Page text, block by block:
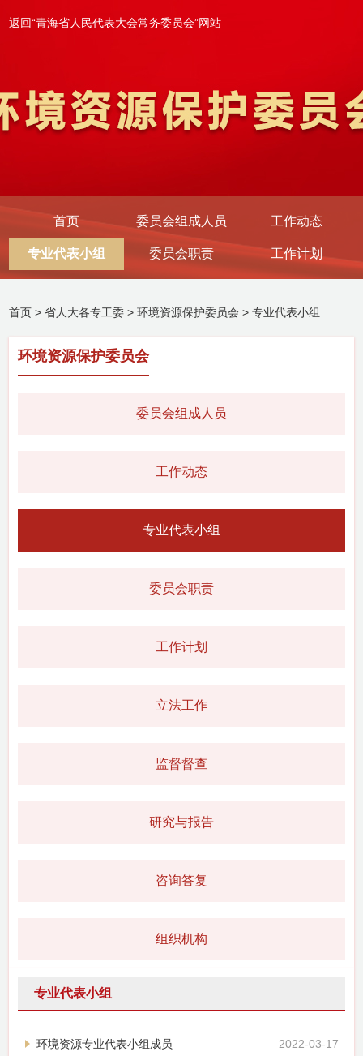
返回“青海省人民代表大会常务委员会”网站
首页 委员会组成人员 工作动态
专业代表小组 委员会职责 工作计划
首页 >省人大各专工委 >环境资源保护委员会 >专业代表小组
环境资源保护委员会
委员会组成人员
工作动态
专业代表小组
委员会职责
工作计划
立法工作
监督督查
研究与报告
咨询答复
组织机构
专业代表小组
环境资源专业代表小组成员 2022-03-17